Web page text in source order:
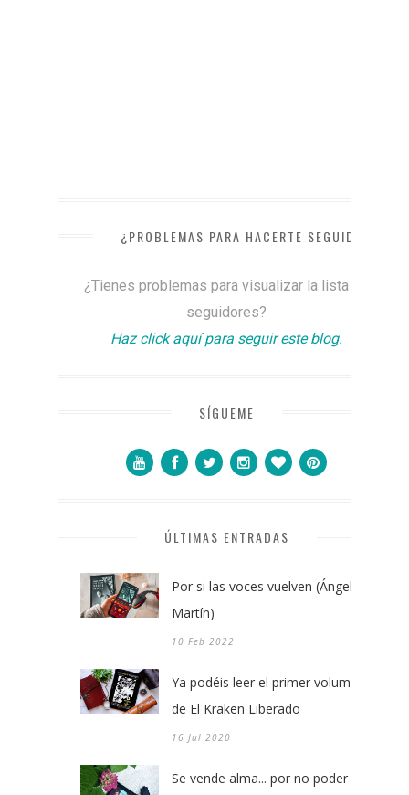
¿PROBLEMAS PARA HACERTE SEGUIDOR?
¿Tienes problemas para visualizar la lista de
seguidores?
Haz click aquí para seguir este blog.
SÍGUEME
ÚLTIMAS ENTRADAS
Por si las voces vuelven (Ángel
Martín)
10 Feb 2022
Ya podéis leer el primer volumen
de El Kraken Liberado
16 Jul 2020
Se vende alma... por no poder